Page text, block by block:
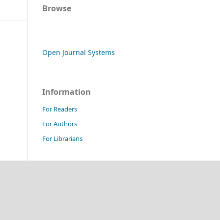
Browse
Open Journal Systems
Information
For Readers
For Authors
For Librarians